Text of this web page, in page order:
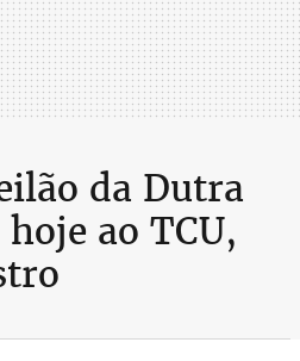
da Dutra
ao TCU,